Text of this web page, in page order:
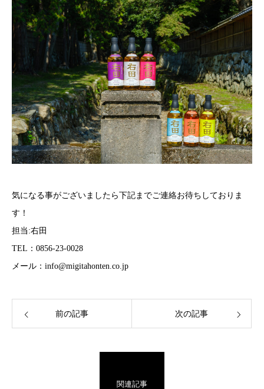
気になる事がございましたら下記までご連絡お待ちしておりま
す！
担当:右田
TEL：0856-23-0028
メール：info@migitahonten.co.jp
前の記事 次の記事
関連記事